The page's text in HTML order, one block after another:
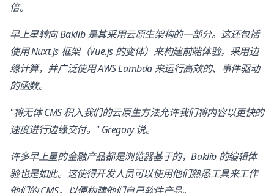
倍。
早上星转向 Baklib 是其采用云原生架构的一部分。这还包括
使用 Nuxt.js 框架（Vue.js 的变体）来构建前端体验，采用边
缘计算，并广泛使用 AWS Lambda 来运行高效的、事件驱动
的函数。
"将无体 CMS 积入我们的云原生方法允许我们将内容以更快的
速度进行边缘交付。" Gregory 说。
许多早上星的金融产品都是浏览器基于的，Baklib 的编辑体
验也是如此。这使得开发人员可以使用他们熟悉工具来工作